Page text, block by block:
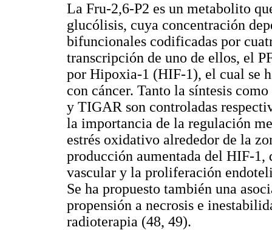
La Fru-2,6-P2 es un metabolito
glucólisis, cuya concentración
bifuncionales codificadas por
transcripción de uno de ellos, el
por Hipoxia-1 (HIF-1), el cual se
con cáncer. Tanto la síntesis
y TIGAR son controladas
la importancia de la regulación
estrés oxidativo alrededor de la
producción aumentada del HIF-1,
vascular y la proliferación
Se ha propuesto también una
propensión a necrosis e
radioterapia (48, 49).